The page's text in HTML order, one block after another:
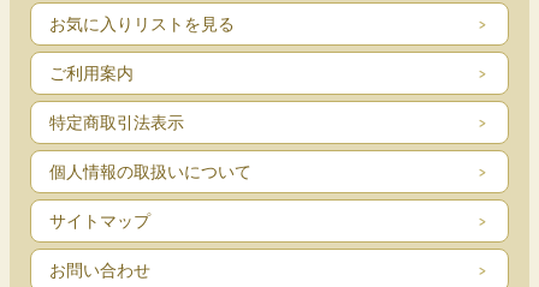
お気に入りリストを見る
ご利用案内
特定商取引法表示
個人情報の取扱いについて
サイトマップ
お問い合わせ